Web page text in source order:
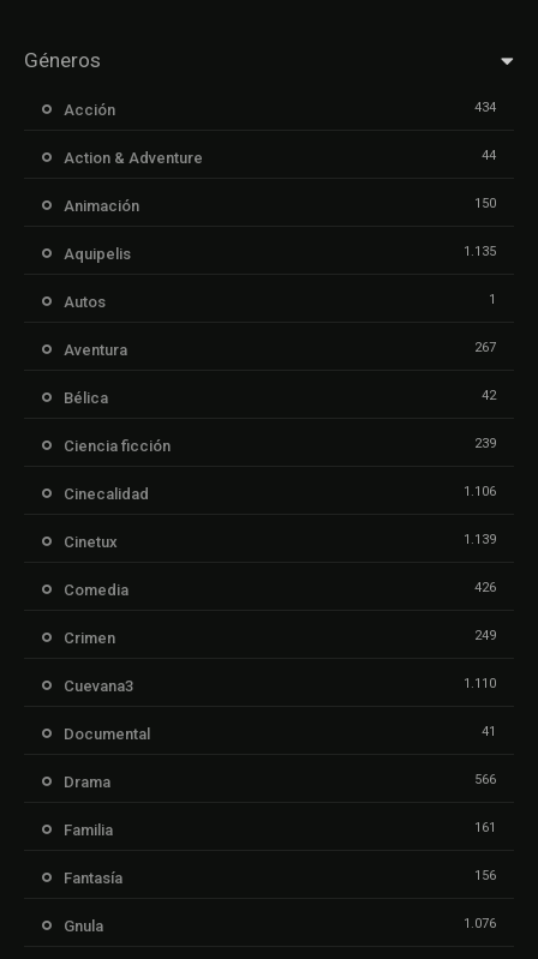
Géneros
Acción 434
Action & Adventure 44
Animación 150
Aquipelis 1.135
Autos 1
Aventura 267
Bélica 42
Ciencia ficción 239
Cinecalidad 1.106
Cinetux 1.139
Comedia 426
Crimen 249
Cuevana3 1.110
Documental 41
Drama 566
Familia 161
Fantasía 156
Gnula 1.076